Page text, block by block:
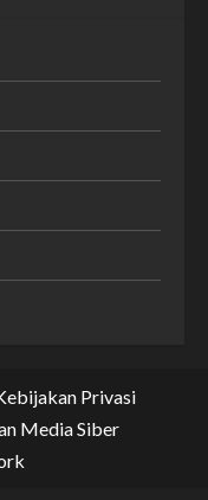
Privasi
Media Siber